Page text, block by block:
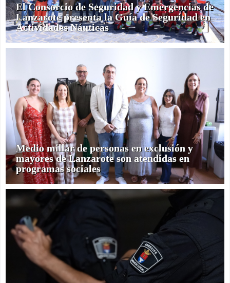
El Consorcio de Seguridad y Emergencias de
Lanzarote presenta la Guía de Seguridad en
Actividades Náuticas
Medio millar de personas en exclusión y
mayores de Lanzarote son atendidas en
programas sociales